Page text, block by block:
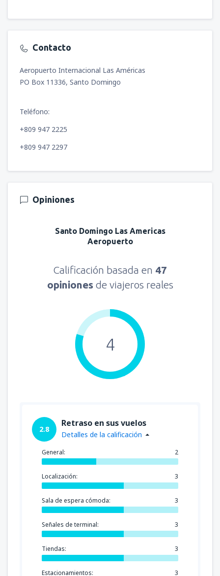
Contacto
Aeropuerto Internacional Las Américas
PO Box 11336, Santo Domingo
Teléfono:
+809 947 2225
+809 947 2297
Opiniones
Santo Domingo Las Americas
Aeropuerto
Calificación basada en 47
opiniones de viajeros reales
4
2.8
Retraso en sus vuelos
Detalles de la calificación
General: 2
Localización: 3
Sala de espera cómoda: 3
Señales de terminal: 3
Tiendas: 3
Estacionamientos: 3